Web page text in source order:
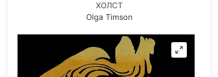
ХОЛСТ
Olga Timson